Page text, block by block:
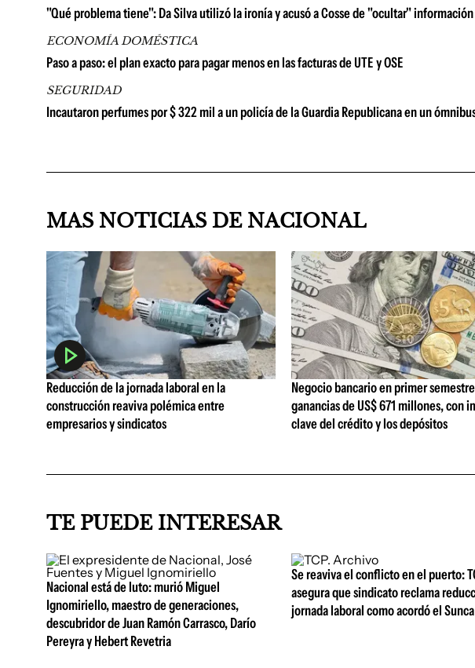
"Qué problema tiene": Da Silva utilizó la ironía y acusó a Cosse de "ocultar"
ECONOMÍA DOMÉSTICA
Paso a paso: el plan exacto para pagar menos en las facturas de UTE y OSE
SEGURIDAD
Incautaron perfumes por $ 322 mil a un policía de la Guardia Republicana en un
MAS NOTICIAS DE NACIONAL
Reducción de la jornada laboral en la
construcción reaviva polémica entre
empresarios y sindicatos
Negocio bancario en primer
ganancias de US$ 671 millones, con
clave del crédito y los depósitos
TE PUEDE INTERESAR
Nacional está de luto: murió Miguel
Ignomiriello, maestro de generaciones,
descubridor de Juan Ramón Carrasco, Darío
Pereyra y Hebert Revetria
Se reaviva el conflicto en el puerto:
asegura que sindicato reclama
jornada laboral como acordó el Sunca